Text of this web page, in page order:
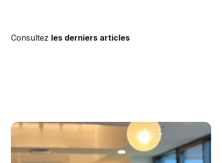
Consultez les derniers articles